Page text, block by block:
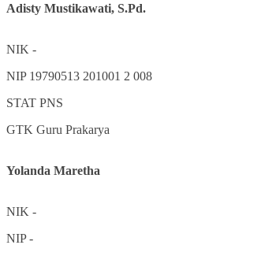
Adisty Mustikawati, S.Pd.
NIK -
NIP 19790513 201001 2 008
STAT PNS
GTK Guru Prakarya
Yolanda Maretha
NIK -
NIP-